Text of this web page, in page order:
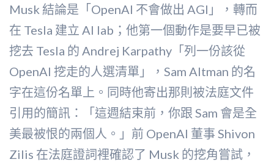
Musk 結論是「OpenAI 不會做出 AGI」，轉而
在 Tesla 建立 AI lab；他第一個動作是要早已被
挖去 Tesla 的 Andrej Karpathy「列一份該從
OpenAI 挖走的人選清單」，Sam Altman 的名
字在這份名單上。同時他寄出那則被法庭文件
引用的簡訊：「這週結束前，你跟 Sam 會是全
美最被恨的兩個人。」前 OpenAI 董事 Shivon
Zilis 在法庭證詞裡確認了 Musk 的挖角嘗試，